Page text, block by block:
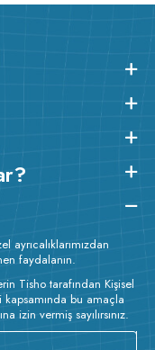
ayrıcalıklarımızdan
faydalanın.
Tisho tarafından Kişisel
kapsamında bu amaçla
izin vermiş sayılırsınız.